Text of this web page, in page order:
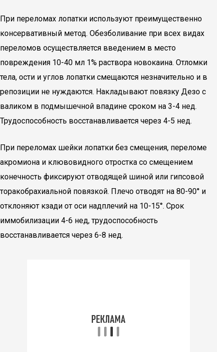
При переломах лопатки используют преимущественно
консервативный метод. Обезболивание при всех видах
переломов осуществляется введением в место
повреждения 10-40 мл 1% раствора новокаина. Отломки
тела, ости и углов лопатки смещаются незначительно и в
репозиции не нуждаются. Накладывают повязку Дезо с
валиком в подмышечной впадине сроком на 3-4 нед.
Трудоспособность восстанавливается через 4-5 нед.
При переломах шейки лопатки без смещения, переломе
акромиона и клювовидного отростка со смещением
конечность фиксируют отводящей шиной или гипсовой
торакобрахиальной повязкой. Плечо отводят на 80-90° и
отклоняют кзади от оси надплечий на 10-15°. Срок
иммобилизации 4-6 нед, трудоспособность
восстанавливается через 6-8 нед.